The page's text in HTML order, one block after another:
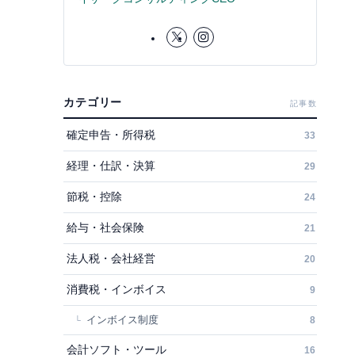
カテゴリー 記事数
確定申告・所得税 33
経理・仕訳・決算 29
節税・控除 24
給与・社会保険 21
法人税・会社経営 20
消費税・インボイス 9
インボイス制度 8
会計ソフト・ツール 16